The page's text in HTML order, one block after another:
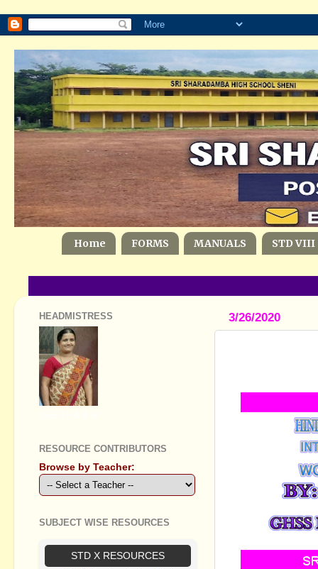
Home FORMS MANUALS STD VIII
3/26/2020
HEADMISTRESS
RESOURCE CONTRIBUTORS
Browse by Teacher:
SUBJECT WISE RESOURCES
STD X RESOURCES